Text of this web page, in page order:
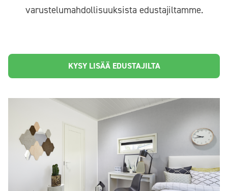
varustelumahdollisuuksista edustajiltamme.
KYSY LISÄÄ EDUSTAJILTA